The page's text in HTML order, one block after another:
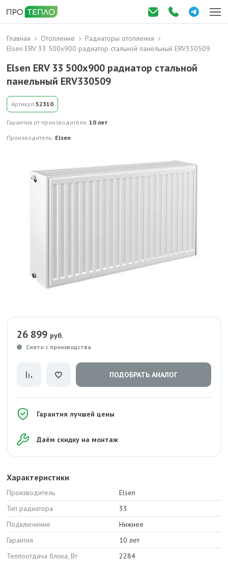
Главная Отопление
Радиаторы отопления
Elsen ERV 33 500x900 радиaтор стальной панельный ERV330509
Elsen ERV 33 500x900 радиaтор стальной
панельный ERV330509
Артикул:52310
Гарантия от производителя: 10 лет
Производитель: Elsen
26 899 руб.
Снято с производства
ПОДОБРАТЬ АНАЛОГ
Гарантия лучшей цены
Даём скидку на монтаж
Характеристики
Производитель
Elsen
Тип радиатора
33
Подключение
Нижнее
Гарантия
10 лет
Теплоотдача блока, Вт
2284